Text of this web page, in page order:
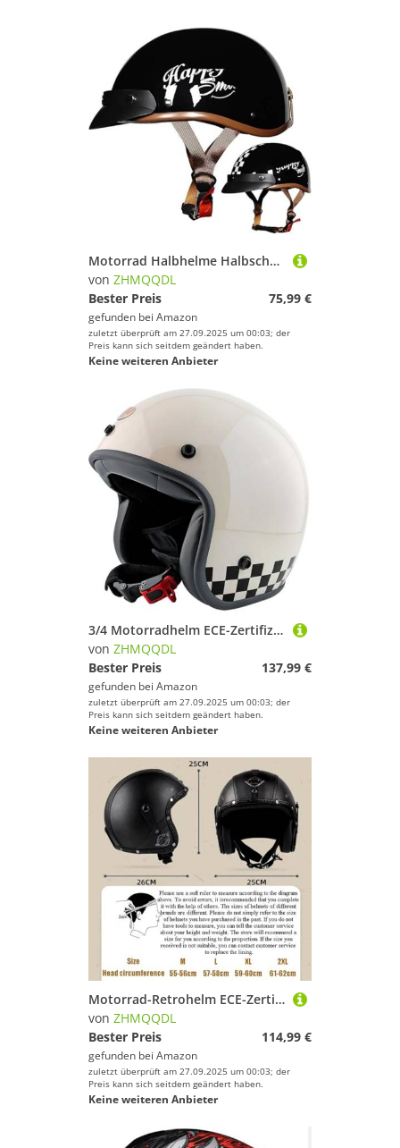
Motorrad Halbhelme Halbschalenhelm Mit ECE Jethelm Rollerhelm Braincap Schnellverschlussschnalle Mit Krempe Cruiser Chopper Biker Scooter Helm Für Erwachsene Herren Damen A,L59~60CM
von ZHMQQDL
Bester Preis
75,99 €
gefunden bei Amazon
zuletzt überprüft am 27.09.2025 um 00:03; der
Preis kann sich seitdem geändert haben.
Keine weiteren Anbieter
3/4 Motorradhelm ECE-Zertifizierter Jethelm Ganzjahres-Integralhelm Retro-Helm Herausnehmbares Innenfutter ABS-Schale Kombinierte EPS-Pufferschicht Herren Damen C,S52~54CM
von ZHMQQDL
Bester Preis
137,99 €
gefunden bei Amazon
zuletzt überprüft am 27.09.2025 um 00:03; der
Preis kann sich seitdem geändert haben.
Keine weiteren Anbieter
Motorrad-Retrohelm ECE-Zertifizierter Cortex 3/4-Helm Mit Maske Und Augenmaske Vier-Jahreszeiten-Integralhelm Männer Und Frauen Leichter Rollerhelm C,L57~58CM
von ZHMQQDL
Bester Preis
114,99 €
gefunden bei Amazon
zuletzt überprüft am 27.09.2025 um 00:03; der
Preis kann sich seitdem geändert haben.
Keine weiteren Anbieter